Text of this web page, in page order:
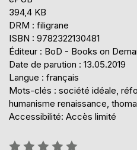
394,4 KB
DRM : filigrane
ISBN : 9782322130481
Éditeur : BoD - Books on
Date de parution : 13.05.2019
Langue : français
Mots-clés : société idéale,
humanisme renaissance,
Accessibilité: Accès limité
Évaluation: